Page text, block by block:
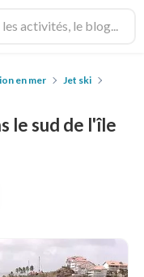
en mer
Jet ski
le sud de l'île